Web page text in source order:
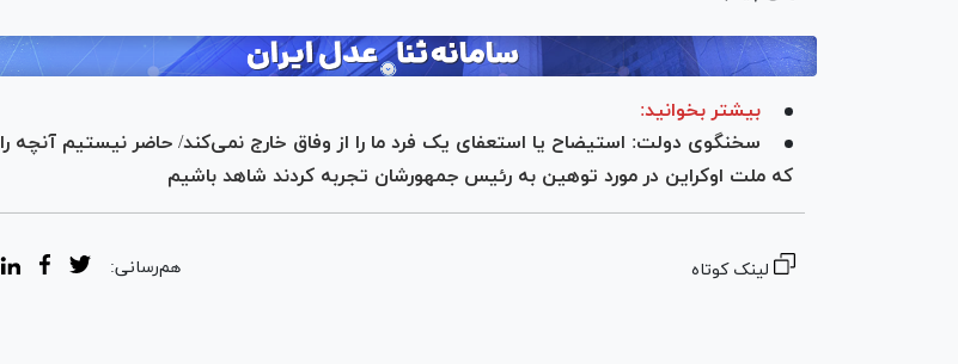
بیشتر بخوانید:
سخنگوی دولت: استیضاح یا استعفای یک فرد ما را از وفاق خارج نمی‌کند/ حاضر نیستیم آنچه را
که ملت اوکراین در مورد توهین به رئیس جمهورشان تجربه کردند شاهد باشیم
لینک کوتاه هم‌رسانی: